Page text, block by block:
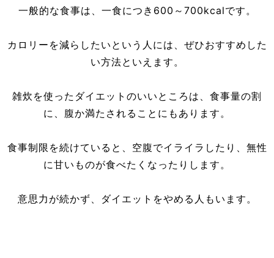
一般的な食事は、一食につき600～700kcalです。
カロリーを減らしたいという人には、ぜひおすすめした
い方法といえます。
雑炊を使ったダイエットのいいところは、食事量の割
に、腹か満たされることにもあります。
食事制限を続けていると、空腹でイライラしたり、無性
に甘いものが食べたくなったりします。
意思力が続かず、ダイエットをやめる人もいます。